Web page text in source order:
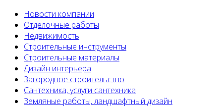
Новости компании
Отделочные работы
Недвижимость
Строительные инструменты
Строительные материалы
Дизайн интерьера
Загородное строительство
Сантехника, услуги сантехника
Земляные работы, ландшафтный дизайн